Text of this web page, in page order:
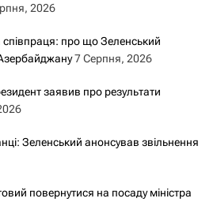
2026
про що Зеленський
7 Серпня, 2026
заявив про результати
Зеленський анонсував звільнення
повернутися на посаду міністра